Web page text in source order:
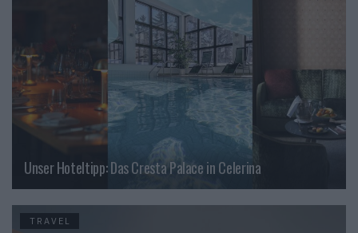
Unser Hoteltipp: Das Cresta Palace in Celerina
TRAVEL